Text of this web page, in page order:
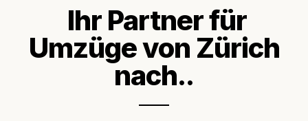
Ihr Partner für
Umzüge von Zürich
nach..